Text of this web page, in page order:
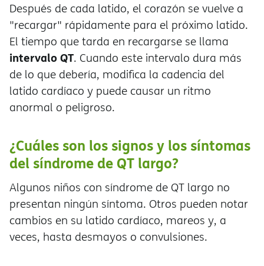
Después de cada latido, el corazón se vuelve a
"recargar" rápidamente para el próximo latido.
El tiempo que tarda en recargarse se llama
intervalo QT. Cuando este intervalo dura más
de lo que debería, modifica la cadencia del
latido cardíaco y puede causar un ritmo
anormal o peligroso.
¿Cuáles son los signos y los síntomas
del síndrome de QT largo?
Algunos niños con síndrome de QT largo no
presentan ningún síntoma. Otros pueden notar
cambios en su latido cardíaco, mareos y, a
veces, hasta desmayos o convulsiones.